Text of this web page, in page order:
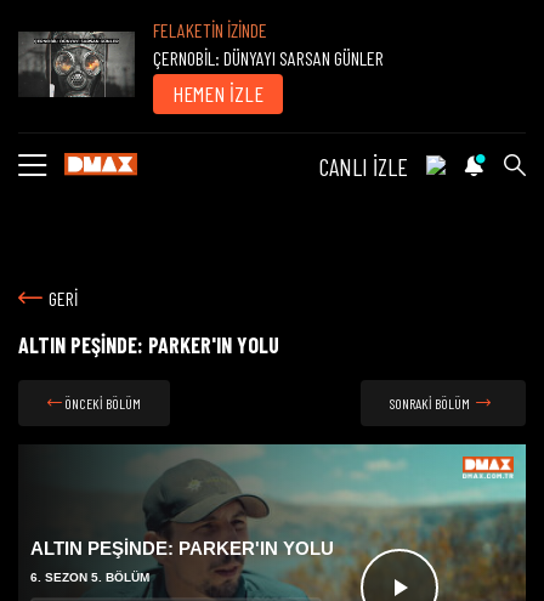
FELAKETİN İZİNDE
ÇERNOBİL: DÜNYAYI SARSAN GÜNLER
HEMEN İZLE
CANLI İZLE
GERİ
ALTIN PEŞİNDE: PARKER'IN YOLU
ÖNCEKİ BÖLÜM SONRAKİ BÖLÜM
ALTIN PEŞİNDE: PARKER'IN YOLU
6. SEZON 5. BÖLÜM